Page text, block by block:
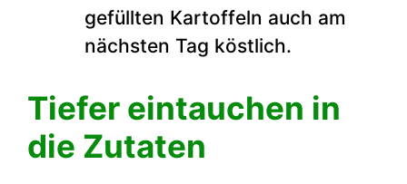
gefüllten Kartoffeln auch am
nächsten Tag köstlich.
Tiefer eintauchen in
die Zutaten